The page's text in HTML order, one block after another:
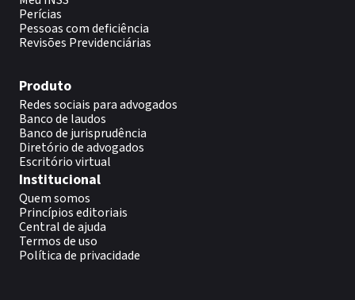
Perícias
Pessoas com deficiência
Revisões Previdenciárias
Produto
Redes sociais para advogados
Banco de laudos
Banco de jurisprudência
Diretório de advogados
Escritório virtual
Institucional
Quem somos
Princípios editoriais
Central de ajuda
Termos de uso
Política de privacidade